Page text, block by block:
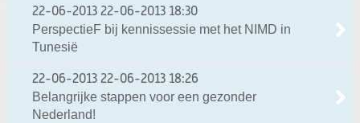
22-06-2013 22-06-2013 18:30
PerspectieF bij kennissessie met het NIMD in
Tunesië
22-06-2013 22-06-2013 18:26
Belangrijke stappen voor een gezonder
Nederland!